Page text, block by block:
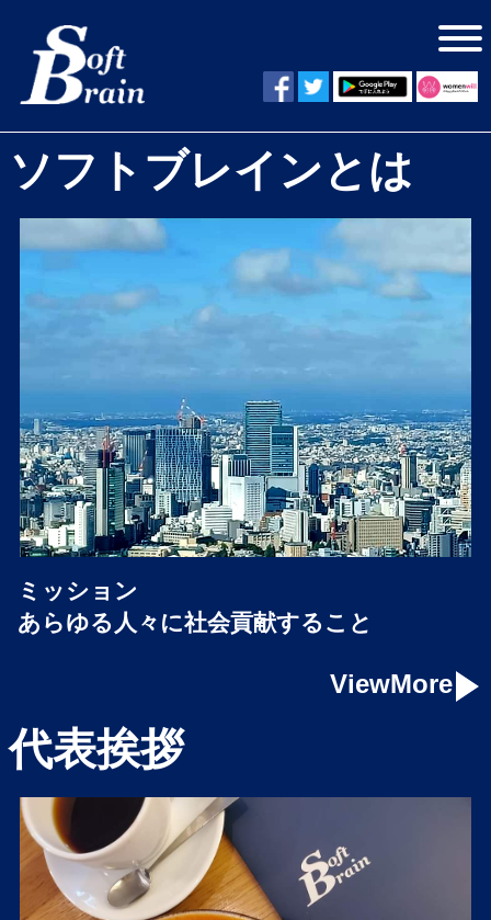
ソフトブレインとは
ミッション
あらゆる人々に社会貢献すること
ViewMore
代表挨拶